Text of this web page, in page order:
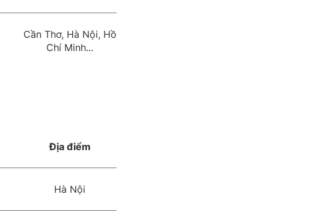
Cần Thơ, Hà Nội, Hồ
Chí Minh...
Địa điểm
Hà Nội